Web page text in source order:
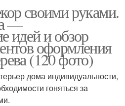
своими руками.
—
идей и обзор
оформления
(120 фото)
дома индивидуальности,
гоняться за